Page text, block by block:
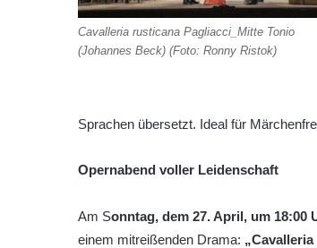
Cavalleria rusticana Pagliacci_Mitte Tonio
(Johannes Beck) (Foto: Ronny Ristok)
Sprachen übersetzt. Ideal für
Opernabend voller Leidenschaft
Am Sonntag, dem 27. April, um 18:00
einem mitreißenden Drama: